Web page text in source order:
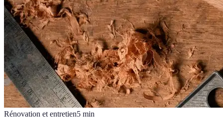
Rénovation et entretien5 min